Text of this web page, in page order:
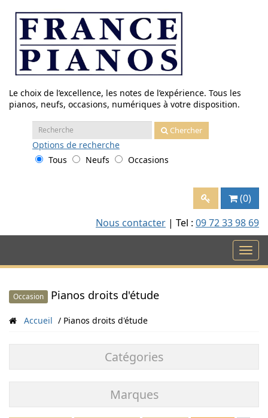
contenu
Le choix de l’excellence, les notes de l’expérience. Tous les
pianos, neufs, occasions, numériques à votre disposition.
Recherche
:
Chercher
Options de recherche
Tous
Neufs Occasions
(0)
Nous contacter | Tel : 09 72 33 98 69
Occasion Pianos droits d'étude
Accueil Pianos droits d'étude
Catégories
Marques